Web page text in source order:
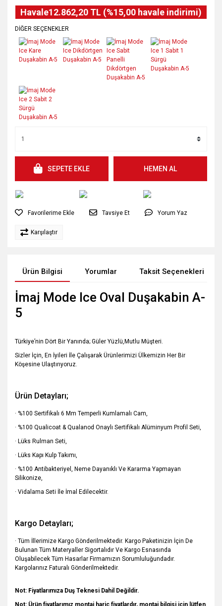
Havale12.862,20 TL (%15,00 havale indirimi)
DİĞER SEÇENEKLER
SEPETE EKLE HEMEN AL
Tavsiye Et Yorum Yaz
Karşılaştır
Ürün Bilgisi Yorumlar Taksit Seçenekleri
İmaj Mode Ice Oval Duşakabin A-
5
Türkiye’nin Dört Bir Yanında; Güler Yüzlü,Mutlu Müşteri.
Sizler İçin, En İyileri İle Çalışarak Ürünlerimizi Ülkemizin Her Bir
Köşesine Ulaştırıyoruz.
Ürün Detayları;
· %100 Sertifikalı 6 Mm Temperli Kumlamalı Cam,
· %100 Qualicoat & Qualanod Onaylı Sertifikalı Alüminyum Profil Seti,
· Lüks Rulman Seti,
· Lüks Kapı Kulp Takımı,
· %100 Antibakteriyel, Neme Dayanıklı Ve Kararma Yapmayan
Silikonize,
· Vidalama Seti İle İmal Edilecektir.
Kargo Detayları;
· Tüm İllerimize Kargo Gönderilmektedir. Kargo Paketinizin İçin De
Bulunan Tüm Materyaller Sigortalıdır Ve Kargo Esnasında
Oluşabilecek Tüm Hasarlar Firmamızın Sorumluluğundadır.
Kargolarınız Faturalı Gönderilmektedir.
Not: Fiyatlarımıza Duş Teknesi Dahil Değildir.
Not: Ürün fiyatlarımız montaj hariç fiyatlardır, montaj bilgisi için lütfen